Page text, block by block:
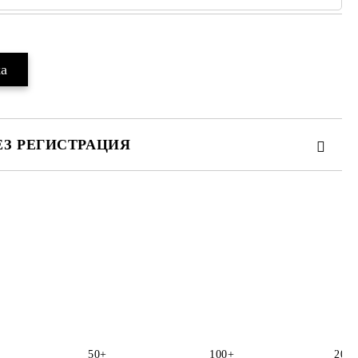
РЕГИСТРАЦИЯ
50+ 100+